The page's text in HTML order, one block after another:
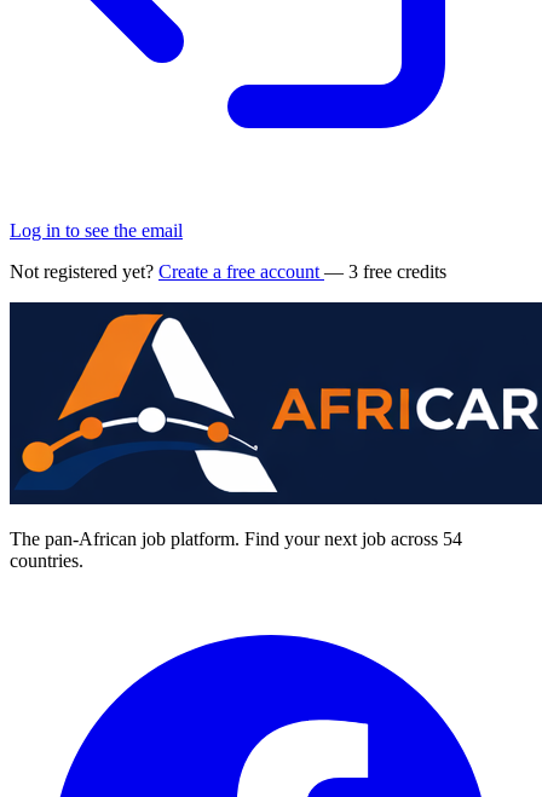
Log in to see the email
Not registered yet? Create a free account — 3 free credits
The pan-African job platform. Find your next job across 54
countries.